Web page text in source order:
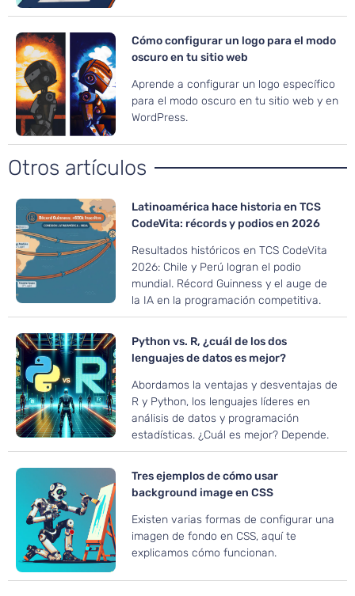
Cómo configurar un logo para el modo
oscuro en tu sitio web
Aprende a configurar un logo específico
para el modo oscuro en tu sitio web y en
WordPress.
Otros artículos
Latinoamérica hace historia en TCS
CodeVita: récords y podios en 2026
Resultados históricos en TCS CodeVita
2026: Chile y Perú logran el podio
mundial. Récord Guinness y el auge de
la IA en la programación competitiva.
Python vs. R, ¿cuál de los dos
lenguajes de datos es mejor?
Abordamos la ventajas y desventajas de
R y Python, los lenguajes líderes en
análisis de datos y programación
estadísticas. ¿Cuál es mejor? Depende.
Tres ejemplos de cómo usar
background image en CSS
Existen varias formas de configurar una
imagen de fondo en CSS, aquí te
explicamos cómo funcionan.